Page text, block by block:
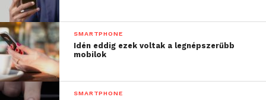
SMARTPHONE
Idén eddig ezek voltak a legnépszerűbb
mobilok
SMARTPHONE